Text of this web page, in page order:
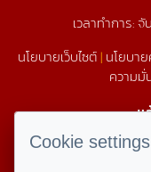
เวลาทำการ:
นโยบายเว็บไซต์| นโยบา
ความมั่
แ
Cookie settings